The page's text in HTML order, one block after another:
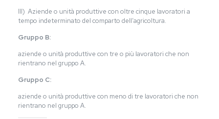
III) Aziende o unità produttive con oltre cinque lavoratori a
tempo indeterminato del comparto dell’agricoltura.
Gruppo B:
aziende o unità produttive con tre o più lavoratori che non
rientrano nel gruppo A.
Gruppo C:
aziende o unità produttive con meno di tre lavoratori che non
rientrano nel gruppo A.